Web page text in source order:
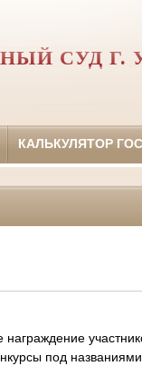
СУД Г.
КАЛЬКУЛЯТОР
под